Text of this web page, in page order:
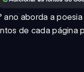
ano aborda a
de cada página